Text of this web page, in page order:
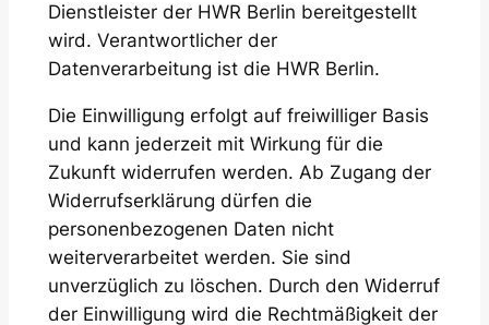
Dienstleister der HWR Berlin bereitgestellt
wird. Verantwortlicher der
Datenverarbeitung ist die HWR Berlin.
Die Einwilligung erfolgt auf freiwilliger Basis
und kann jederzeit mit Wirkung für die
Zukunft widerrufen werden. Ab Zugang der
Widerrufserklärung dürfen die
personenbezogenen Daten nicht
weiterverarbeitet werden. Sie sind
unverzüglich zu löschen. Durch den Widerruf
der Einwilligung wird die Rechtmäßigkeit der